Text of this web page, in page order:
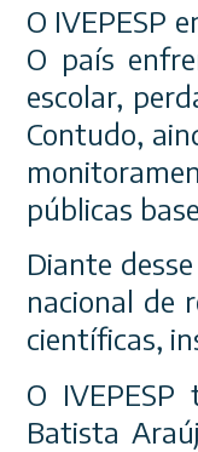
O IVEPESP
O país
escolar,
Contudo,
públicas
Diante
nacional de
científicas,
O
Batista